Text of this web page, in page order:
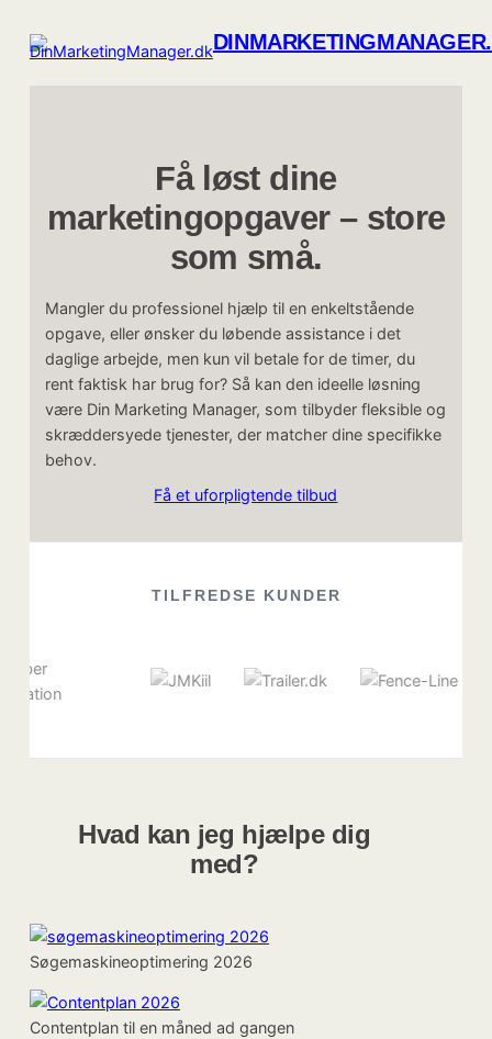
indhold
Få løst dine
marketingopgaver – store
som små.
Mangler du professionel hjælp til en enkeltstående
opgave, eller ønsker du løbende assistance i det
daglige arbejde, men kun vil betale for de timer, du
rent faktisk har brug for? Så kan den ideelle løsning
være Din Marketing Manager, som tilbyder fleksible og
skræddersyede tjenester, der matcher dine specifikke
behov.
Få et uforpligtende tilbud
TILFREDSE KUNDER
Hvad kan jeg hjælpe dig
med?
Søgemaskineoptimering 2026
Contentplan til en måned ad gangen